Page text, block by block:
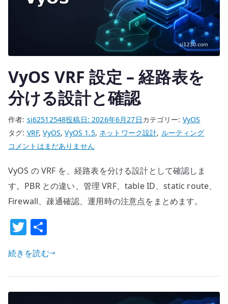
を
け
る
へ
の
VyOS VRF 設定 – 経路表を
分ける設計と確認
作者: si62512548投稿日:2026年6月27日カテゴリー: VyOS
タグ: VRF,VyOS,VyOS 1.5, ネットワーク設計, ルーティング
VyOS
設
定
–
路
表
を
け
る
コメントはまだありません
VyOS の VRF を、経路表を分ける設計として確認しま
す。PBR との違い、管理 VRF、table ID、static route、
Firewall、疎通確認、運用時の注意点をまとめます。
T
w
it
te
r
続きを読む